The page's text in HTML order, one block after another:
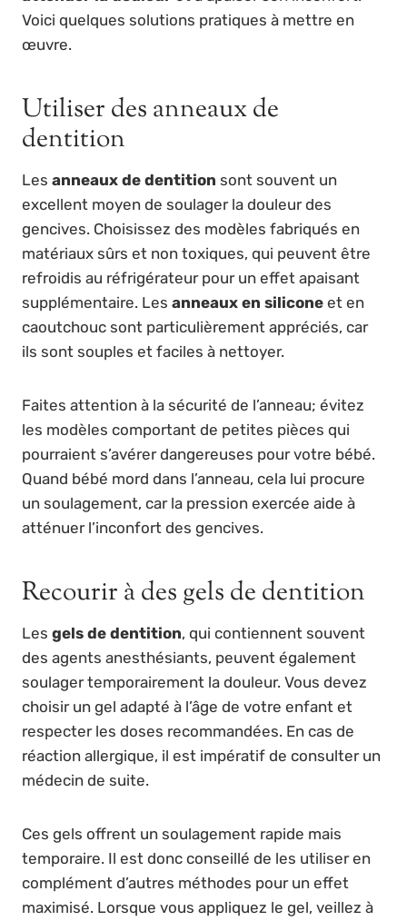
Voici quelques solutions pratiques à mettre en
œuvre.
Utiliser des anneaux de
dentition
Les anneaux de dentition sont souvent un
excellent moyen de soulager la douleur des
gencives. Choisissez des modèles fabriqués en
matériaux sûrs et non toxiques, qui peuvent être
refroidis au réfrigérateur pour un effet apaisant
supplémentaire. Les anneaux en silicone et en
caoutchouc sont particulièrement appréciés, car
ils sont souples et faciles à nettoyer.
Faites attention à la sécurité de l’anneau; évitez
les modèles comportant de petites pièces qui
pourraient s’avérer dangereuses pour votre bébé.
Quand bébé mord dans l’anneau, cela lui procure
un soulagement, car la pression exercée aide à
atténuer l’inconfort des gencives.
Recourir à des gels de dentition
Les gels de dentition, qui contiennent souvent
des agents anesthésiants, peuvent également
soulager temporairement la douleur. Vous devez
choisir un gel adapté à l’âge de votre enfant et
respecter les doses recommandées. En cas de
réaction allergique, il est impératif de consulter un
médecin de suite.
Ces gels offrent un soulagement rapide mais
temporaire. Il est donc conseillé de les utiliser en
complément d’autres méthodes pour un effet
maximisé. Lorsque vous appliquez le gel, veillez à